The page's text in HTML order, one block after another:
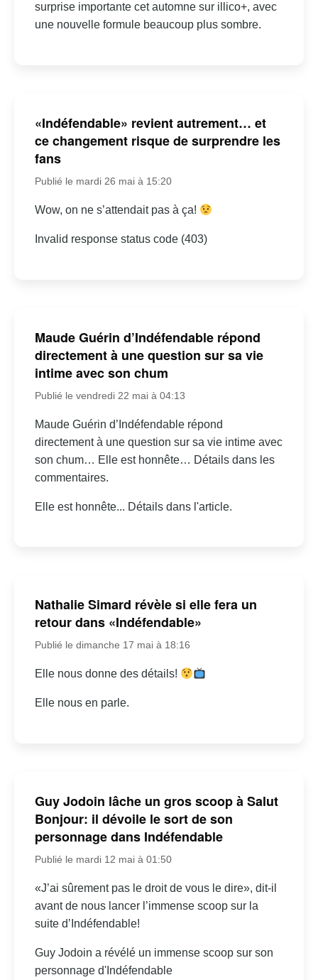
surprise importante cet automne sur illico+, avec
une nouvelle formule beaucoup plus sombre.
«Indéfendable» revient autrement… et
ce changement risque de surprendre les
fans
Publié le mardi 26 mai à 15:20
Wow, on ne s’attendait pas à ça!
Invalid response status code (403)
Maude Guérin d’Indéfendable répond
directement à une question sur sa vie
intime avec son chum
Publié le vendredi 22 mai à 04:13
Maude Guérin d’Indéfendable répond
directement à une question sur sa vie intime avec
son chum… Elle est honnête… Détails dans les
commentaires.
Elle est honnête... Détails dans l'article.
Nathalie Simard révèle si elle fera un
retour dans «Indéfendable»
Publié le dimanche 17 mai à 18:16
Elle nous donne des détails!
Elle nous en parle.
Guy Jodoin lâche un gros scoop à Salut
Bonjour: il dévoile le sort de son
personnage dans Indéfendable
Publié le mardi 12 mai à 01:50
«J’ai sûrement pas le droit de vous le dire», dit-il
avant de nous lancer l’immense scoop sur la
suite d’Indéfendable!
Guy Jodoin a révélé un immense scoop sur son
personnage d'Indéfendable